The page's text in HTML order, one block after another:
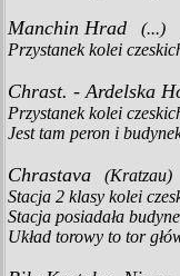
Manchin Hrad
(...)
Przystanek kolei
Chrast. - Ardelska
Przystanek kolei
Jest tam peron i
Chrastava (Kratzau)
Stacja 2 klasy kolei
Stacja posiadała
Układ torowy to tor